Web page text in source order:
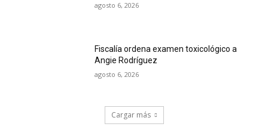
agosto 6, 2026
Fiscalía ordena examen toxicológico a
Angie Rodríguez
agosto 6, 2026
Cargar más